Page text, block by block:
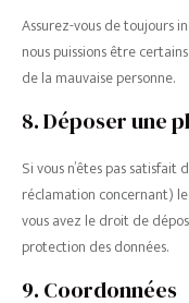
Assurez-vous de toujours
nous puissions être
de la mauvaise personne.
8. Déposer une
Si vous n’êtes pas
réclamation concernant)
vous avez le droit de
protection des données.
9. Coordonnées